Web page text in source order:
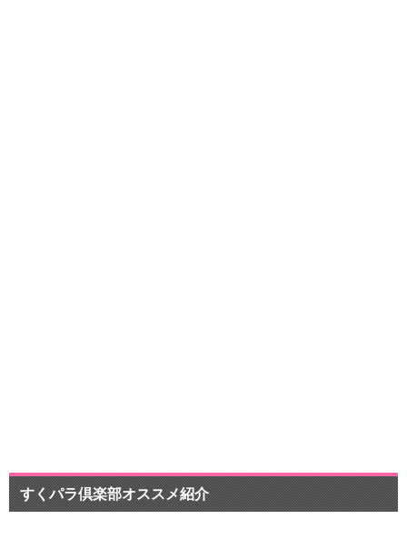
すくパラ倶楽部オススメ紹介